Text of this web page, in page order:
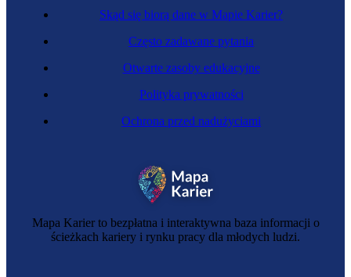
Mapa Karier to bezpłatna i interaktywna baza informacji o
ścieżkach kariery i rynku pracy dla młodych ludzi.
Skąd się biorą dane w Mapie Karier?
Często zadawane pytania
Otwarte zasoby edukacyjne
Polityka prywatności
Ochrona przed nadużyciami